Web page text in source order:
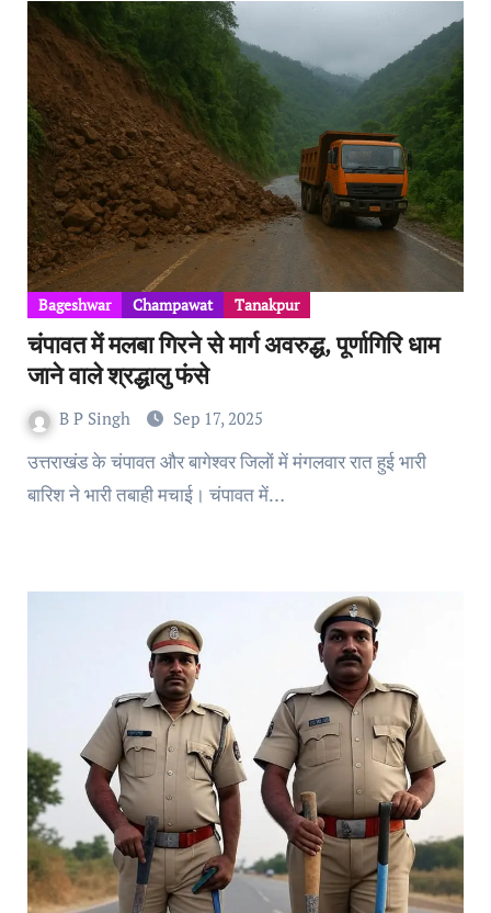
Bageshwar Champawat Tanakpur
चंपावत में मलबा गिरने से मार्ग अवरुद्ध, पूर्णागिरि धाम
जाने वाले श्रद्धालु फंसे
B P Singh Sep 17, 2025
उत्तराखंड के चंपावत और बागेश्वर जिलों में मंगलवार रात हुई भारी
बारिश ने भारी तबाही मचाई। चंपावत में…